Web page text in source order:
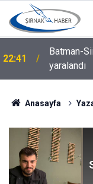
22:41
Batman-
yaralandı
Anasayfa